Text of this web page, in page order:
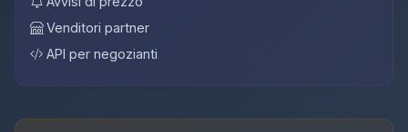
Venditori partner
API per negozianti